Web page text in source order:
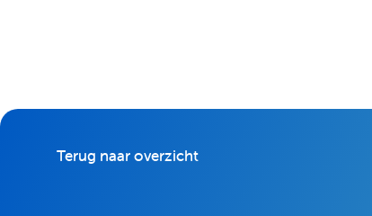
Terug naar overzicht